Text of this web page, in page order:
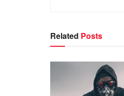
Related Posts